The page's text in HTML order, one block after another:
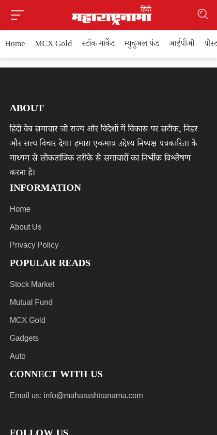
Home MCX Gold स्टॉक मार्केट म्युचुअल फंड आईपीओ
ABOUT
हिंदी वेब समाचार जो राज्य और विदेशों में विकास पर सटीक, निडर
और सत्य विचार देगा। हमारा एकमात्र उद्देश्य निष्पक्ष पत्रकारिता के
माध्यम से लोकतांत्रिक तरीके से समाचारों का निर्भीक विश्लेषण
करना है।
INFORMATION
Home
About Us
Privacy Policy
POPULAR READS
Stock Market
Mutual Fund
MCX Gold
Gadgets
Auto
CONNECT WITH US
Email us: info@maharashtranama.com